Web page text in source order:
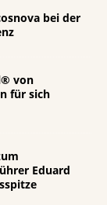
bei der
von
für sich
Eduard